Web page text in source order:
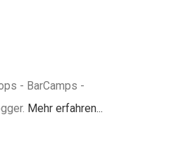
- BarCamps -
Mehr erfahren...